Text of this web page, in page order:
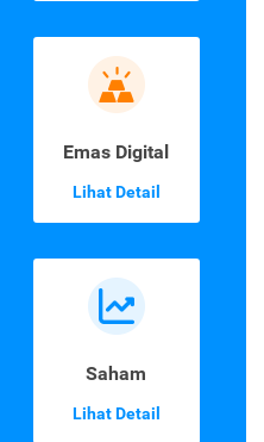
Emas Digital
Lihat Detail
Saham
Lihat Detail